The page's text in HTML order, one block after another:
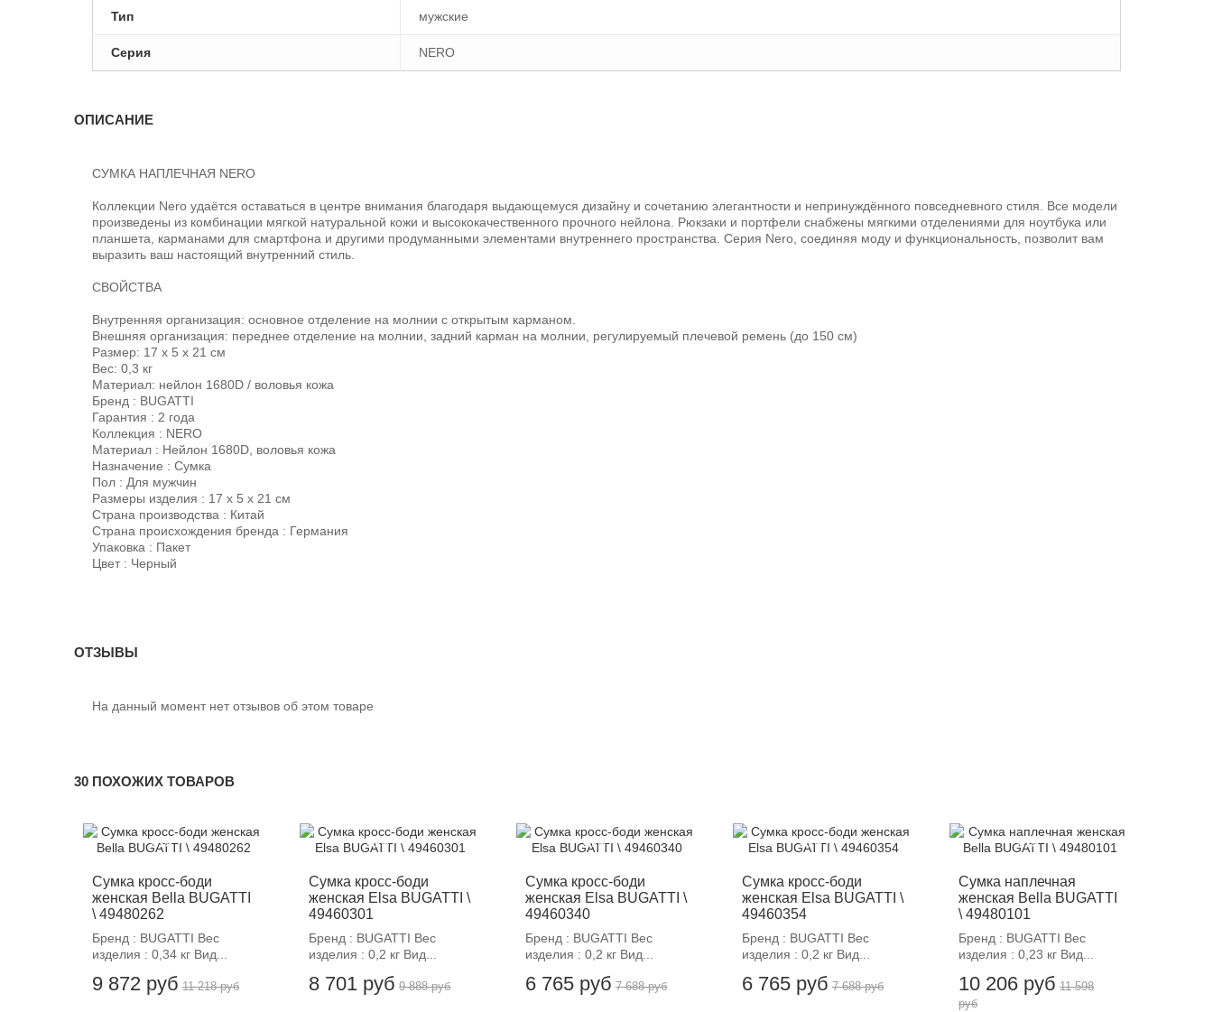
Тип мужские
Серия NERO
ОПИСАНИЕ
СУМКА НАПЛЕЧНАЯ NERO
Коллекции Nero удаётся оставаться в центре внимания благодаря выдающемуся дизайну и сочетанию элегантности и непринуждённого повседневного стиля. Все модели
произведены из комбинации мягкой натуральной кожи и высококачественного прочного нейлона. Рюкзаки и портфели снабжены мягкими отделениями для ноутбука или
планшета, карманами для смартфона и другими продуманными элементами внутреннего пространства. Серия Nero, соединяя моду и функциональность, позволит вам
выразить ваш настоящий внутренний стиль.
СВОЙСТВА
Внутренняя организация: основное отделение на молнии с открытым карманом.
Внешняя организация: переднее отделение на молнии, задний карман на молнии, регулируемый плечевой ремень (до 150 см)
Размер: 17 x 5 x 21 см
Вес: 0,3 кг
Материал: нейлон 1680D / воловья кожа
Бренд : BUGATTI
Гарантия : 2 года
Коллекция : NERO
Материал : Нейлон 1680D, воловья кожа
Назначение : Сумка
Пол : Для мужчин
Размеры изделия : 17 х 5 х 21 см
Страна производства : Китай
Страна происхождения бренда : Германия
Упаковка : Пакет
Цвет : Черный
ОТЗЫВЫ
На данный момент нет отзывов об этом товаре
30 ПОХОЖИХ ТОВАРОВ
Сумка кросс-боди
женская Bella BUGATTI
\ 49480262
Бренд : BUGATTI Вес
изделия : 0,34 кг Вид...
9 872 руб
-12%
11 218 руб
Сумка кросс-боди
женская Elsa BUGATTI \
49460301
Бренд : BUGATTI Вес
изделия : 0,2 кг Вид...
8 701 руб
-12%
9 888 руб
Сумка кросс-боди
женская Elsa BUGATTI \
49460340
Бренд : BUGATTI Вес
изделия : 0,2 кг Вид...
6 765 руб
-12%
7 688 руб
Сумка кросс-боди
женская Elsa BUGATTI \
49460354
Бренд : BUGATTI Вес
изделия : 0,2 кг Вид...
6 765 руб
-12%
7 688 руб
Сумка наплечная
женская Bella BUGATTI
\ 49480101
Бренд : BUGATTI Вес
изделия : 0,23 кг Вид...
10 206 руб
-12%
11 598
руб